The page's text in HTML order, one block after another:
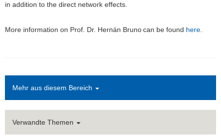
in addition to the direct network effects.
More information on Prof. Dr. Hernán Brunocan be found here
Mehr aus diesem Bereich
Verwandte Themen